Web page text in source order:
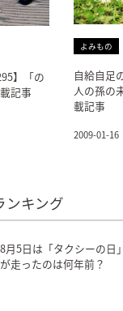
】「の
記事
よみもの
自給自足
人の孫の
載記事
2009-01-16
ンキング
8月5日は「タクシーの日
が走ったのは何年前？